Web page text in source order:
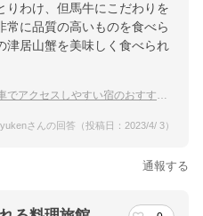
りわけ、但馬牛にこだわりを
常に品質の高いものを食べら
津居山蟹を美味しく食べられ
アクセスしやすい宿のおすすめは？
さんの回答（投稿日：2023/4/ 3）
通報する